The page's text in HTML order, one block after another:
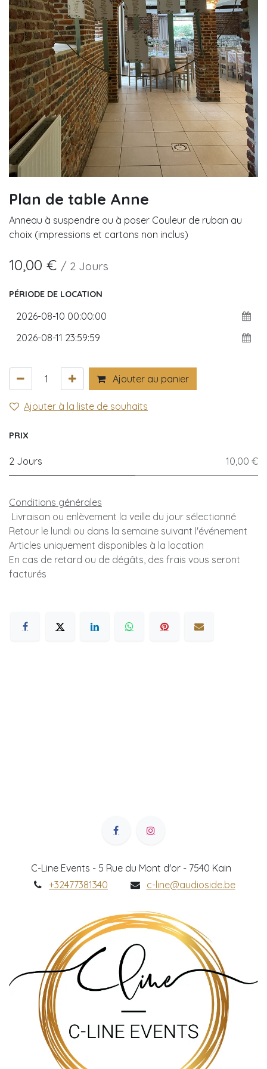
Plan de table Anne
Anneau à suspendre ou à poser Couleur de ruban au
choix (impressions et cartons non inclus)
10,00 € / 2 Jours
PÉRIODE DE LOCATION
Ajouter au panier
Ajouter à la liste de souhaits
PRIX
2 Jours 10,00 €
Conditions générales
Livraison ou enlèvement la veille du jour sélectionné
Retour le lundi ou dans la semaine suivant l'événement
Articles uniquement disponibles à la location
En cas de retard ou de dégâts, des frais vous seront
facturés
C-Line Events - 5 Rue du Mont d'or - 7540 Kain
+32477381340
c-line@audioside.be